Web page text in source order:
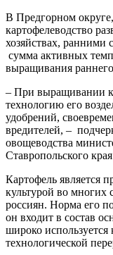
В Предгорном
картофелеводство
хозяйствах, ранними
сумма активных
выращивания
– При выращивании
технологию его
удобрений,
вредителей, –
овощеводства
Ставропольского
Картофель является
культурой во
россиян. Норма его
он входит в состав
широко
технологической